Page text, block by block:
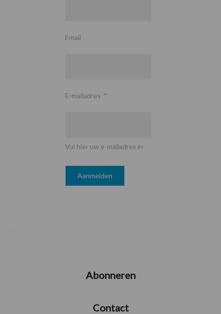
Email
E-mailadres *
Vul hier uw e-mailadres in
Abonneren
Contact